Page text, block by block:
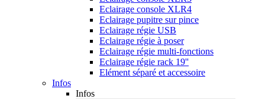
Eclairage console XLR4
Eclairage pupitre sur pince
Eclairage régie USB
Eclairage régie à poser
Eclairage régie multi-fonctions
Eclairage régie rack 19''
Elément séparé et accessoire
Infos
Infos